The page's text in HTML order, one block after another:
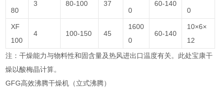
80
3 80-100 37
0
60-140
0
XF
100
4 100-150 45
1600
0
60-140
10×6×
12
注：干燥能力与物料性和固含量及热风进出口温度有关。此处宝康干
燥以酸梅晶计算。
GFG高效沸腾干燥机（立式沸腾）